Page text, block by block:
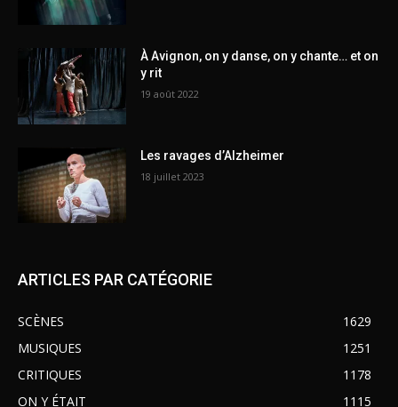
À Avignon, on y danse, on y chante… et on
y rit
19 août 2022
Les ravages d’Alzheimer
18 juillet 2023
ARTICLES PAR CATÉGORIE
SCÈNES
1629
MUSIQUES
1251
CRITIQUES
1178
ON Y ÉTAIT
1115